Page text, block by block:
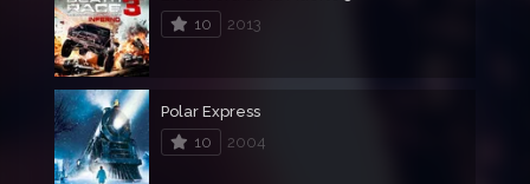
10
2013
Polar Express
10
2004